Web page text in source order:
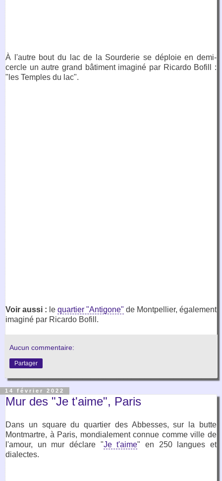
À l'autre bout du lac de la Sourderie se déploie en demi-
cercle un autre grand bâtiment imaginé par Ricardo Bofill :
"les Temples du lac".
Voir aussi : le quartier "Antigone" de Montpellier, également
imaginé par Ricardo Bofill.
Aucun commentaire:
Partager
14 février 2022
Mur des "Je t'aime", Paris
Dans un square du quartier des Abbesses, sur la butte
Montmartre, à Paris, mondialement connue comme ville de
l'amour, un mur déclare "Je t'aime" en 250 langues et
dialectes.